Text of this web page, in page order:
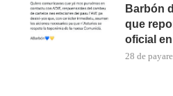
Barbón
que
oficial
28 de